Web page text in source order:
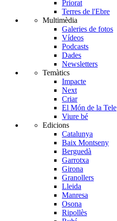
Priorat
Terres de l'Ebre
Multimèdia
Galeries de fotos
Vídeos
Podcasts
Dades
Newsletters
Temàtics
Impacte
Next
Criar
El Món de la Tele
Viure bé
Edicions
Catalunya
Baix Montseny
Berguedà
Garrotxa
Girona
Granollers
Lleida
Manresa
Osona
Ripollès